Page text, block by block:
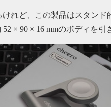
れど、この製品はスタンド
× 90 × 16 mmのボディを